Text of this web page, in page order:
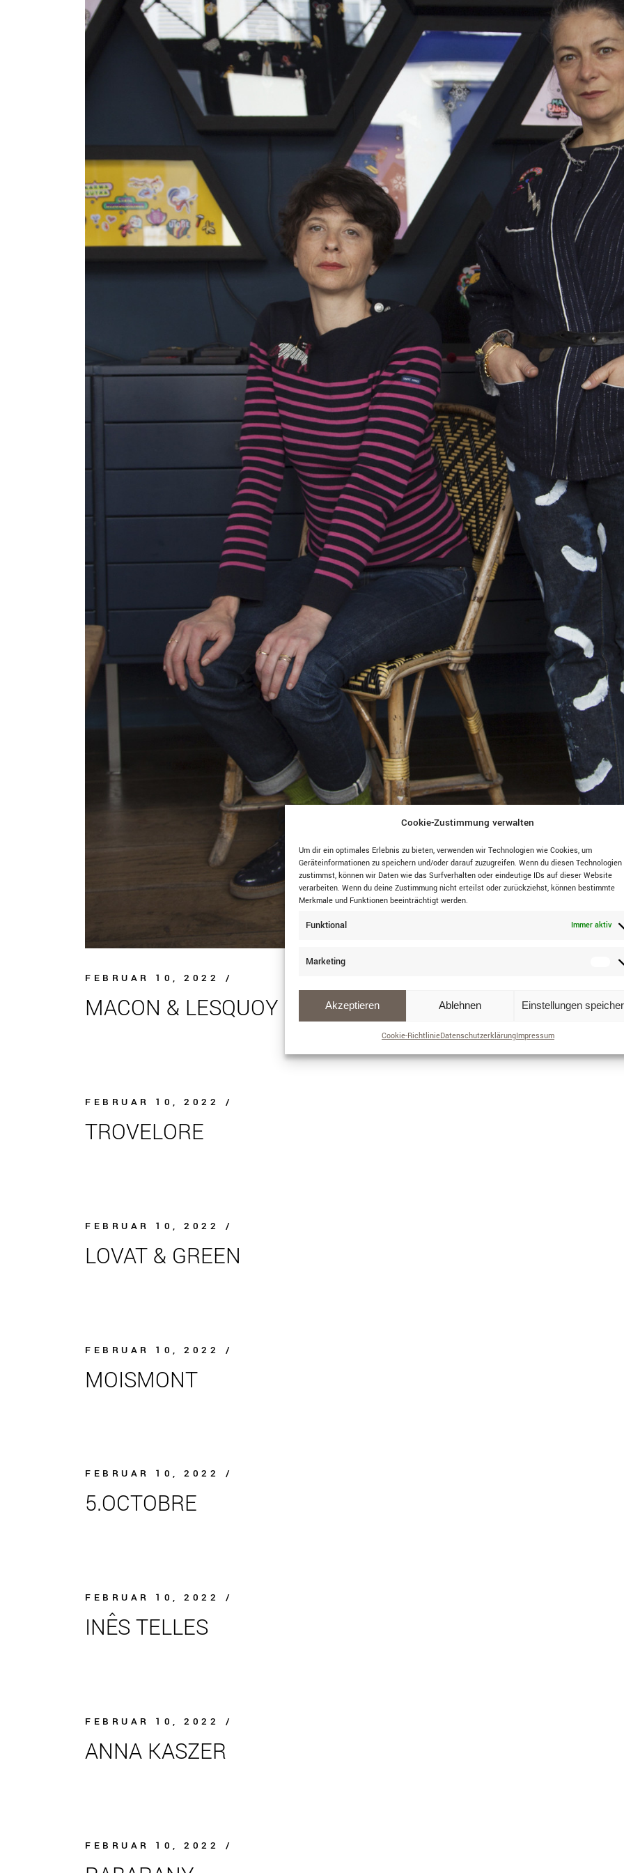
Cookie-Zustimmung verwalten
Um dir ein optimales Erlebnis zu bieten, verwenden wir Technologien wie Cookies, um
Geräteinformationen zu speichern und/oder darauf zuzugreifen. Wenn du diesen Technologien
zustimmst, können wir Daten wie das Surfverhalten oder eindeutige IDs auf dieser Website
verarbeiten. Wenn du deine Zustimmung nicht erteilst oder zurückziehst, können bestimmte
Merkmale und Funktionen beeinträchtigt werden.
Funktional Immer aktiv
Marketing
Akzeptieren Ablehnen Einstellungen
Cookie-RichtlinieDatenschutzerklärungImpressum
FEBRUAR 10, 2022
MACON & LESQUOY
FEBRUAR 10, 2022
TROVELORE
FEBRUAR 10, 2022
LOVAT & GREEN
FEBRUAR 10, 2022
MOISMONT
FEBRUAR 10, 2022
5.OCTOBRE
FEBRUAR 10, 2022
INÊS TELLES
FEBRUAR 10, 2022
ANNA KASZER
FEBRUAR 10, 2022